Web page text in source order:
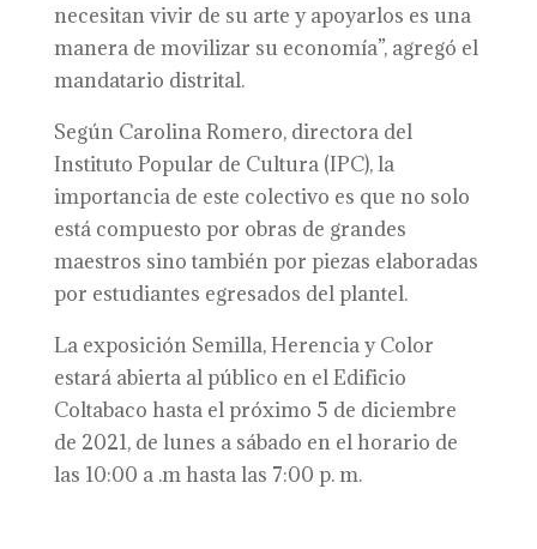
necesitan vivir de su arte y apoyarlos es una
manera de movilizar su economía”, agregó el
mandatario distrital.
Según Carolina Romero, directora del
Instituto Popular de Cultura (IPC), la
importancia de este colectivo es que no solo
está compuesto por obras de grandes
maestros sino también por piezas elaboradas
por estudiantes egresados del plantel.
La exposición Semilla, Herencia y Color
estará abierta al público en el Edificio
Coltabaco hasta el próximo 5 de diciembre
de 2021, de lunes a sábado en el horario de
las 10:00 a .m hasta las 7:00 p. m.